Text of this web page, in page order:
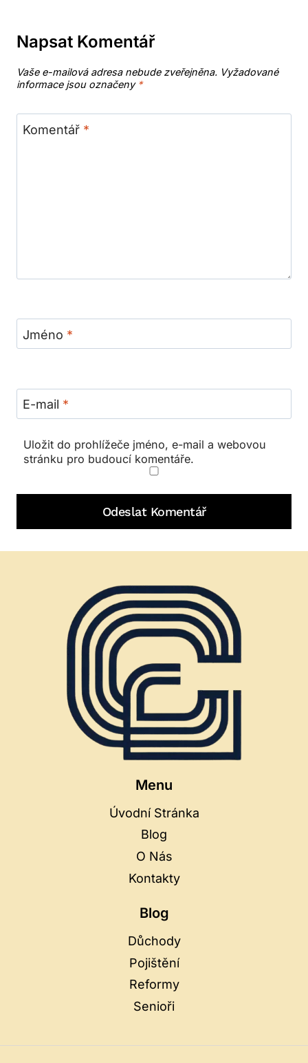
Napsat Komentář
Vaše e-mailová adresa nebude zveřejněna. Vyžadované
informace jsou označeny *
Komentář *
Jméno *
E-mail *
Uložit do prohlížeče jméno, e-mail a webovou
stránku pro budoucí komentáře.
Menu
Úvodní Stránka
Blog
O Nás
Kontakty
Blog
Důchody
Pojištění
Reformy
Senioři